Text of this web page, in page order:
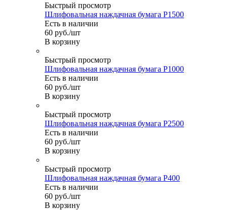
Быстрый просмотр
Шлифовальная наждачная бумага P1500
Есть в наличии
60 руб./шт
В корзину
Быстрый просмотр
Шлифовальная наждачная бумага P1000
Есть в наличии
60 руб./шт
В корзину
Быстрый просмотр
Шлифовальная наждачная бумага P2500
Есть в наличии
60 руб./шт
В корзину
Быстрый просмотр
Шлифовальная наждачная бумага P400
Есть в наличии
60 руб./шт
В корзину